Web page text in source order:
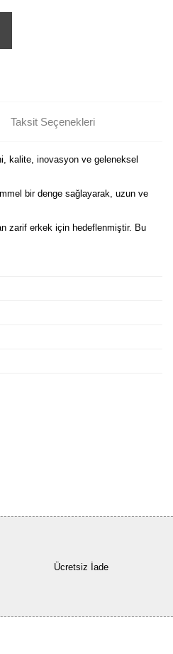
Taksit Seçenekleri
kalite, inovasyon ve geleneksel
bir denge sağlayarak, uzun ve
zarif erkek için hedeflenmiştir. Bu
Ücretsiz İade